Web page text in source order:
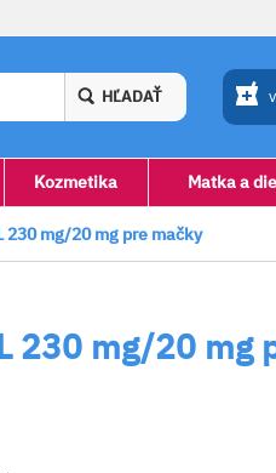
HĽADAŤ
Kozmetika Matka a
230 mg/20 mg pre mačky
230 mg/20 mg